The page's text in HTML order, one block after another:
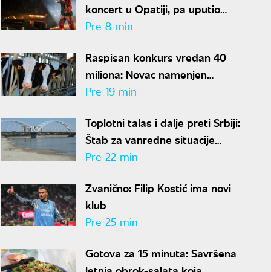
koncert u Opatiji, pa uputio
upozorenje publici: "Pregaziću ih
Pre 8 min
Raspisan konkurs vredan 40
miliona: Novac namenjen
stočarima u Vojvodini
Pre 19 min
Toplotni talas i dalje preti Srbiji:
Štab za vanredne situacije
zabranio nepotrebnu potrošnju
Pre 22 min
Zvanično: Filip Kostić ima novi
klub
Pre 25 min
Gotova za 15 minuta: Savršena